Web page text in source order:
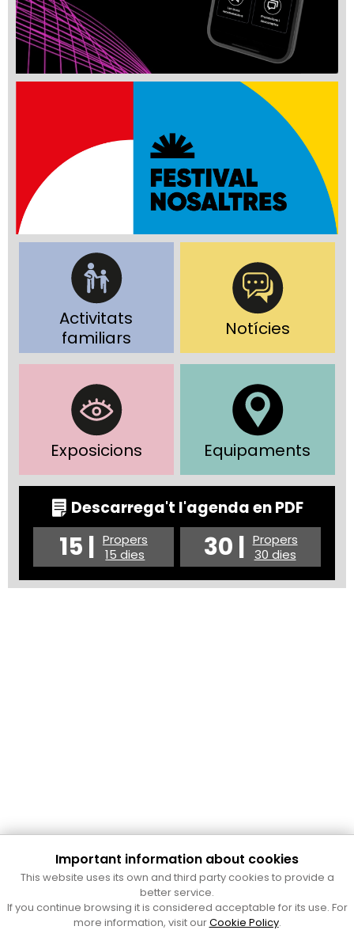
Activitats
familiars
Notícies
Exposicions Equipaments
Descarrega't l'agenda en PDF
15 | Propers
15 dies
30 | Propers
30 dies
Cultura Mataró
Ajuntament de Mataró
C. de Sant Josep, 9 (Mataró, 08302)
Horari d'obertura: dilluns, dimecres i divendres de 10 a 13 h.
Important information about cookies
This website uses its own and third party cookies to provide a
better service.
If you continue browsing it is considered acceptable for its use. For
more information, visit ourCookie Policy.